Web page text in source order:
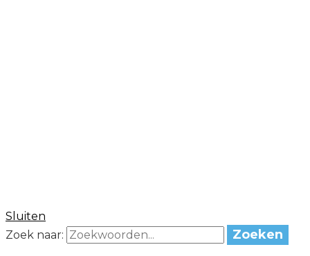
Sluiten
Zoek naar:
Zoeken